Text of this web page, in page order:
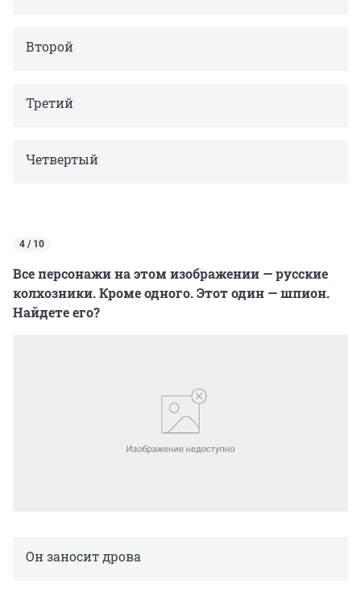
Второй
Третий
Четвертый
4 / 10
Все персонажи на этом изображении — русские
колхозники. Кроме одного. Этот один — шпион.
Найдете его?
Он заносит дрова